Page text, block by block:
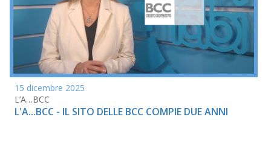
15 dicembre 2025
L’A…BCC
L'A...BCC - IL SITO DELLE BCC COMPIE DUE ANNI